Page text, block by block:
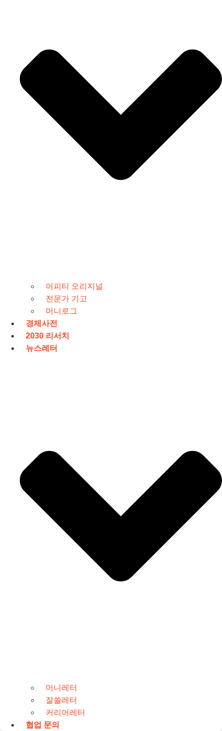
어피티 오리지널
전문가 기고
머니로그
경제사전
2030 리서치
뉴스레터
머니레터
잘쓸레터
커리어레터
협업 문의